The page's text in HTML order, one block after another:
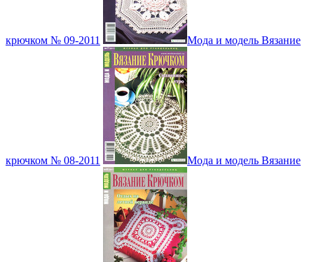
крючком № 09-2011 Мода и модель Вязание
крючком № 08-2011 Мода и модель Вязание